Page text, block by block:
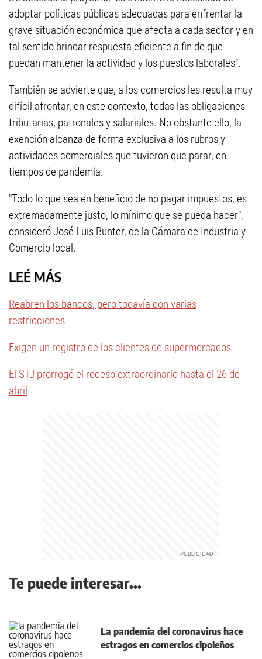
adoptar políticas públicas adecuadas para enfrentar la
grave situación económica que afecta a cada sector y en
tal sentido brindar respuesta eficiente a fin de que
puedan mantener la actividad y los puestos laborales".
También se advierte que, a los comercios les resulta muy
difícil afrontar, en este contexto, todas las obligaciones
tributarias, patronales y salariales. No obstante ello, la
exención alcanza de forma exclusiva a los rubros y
actividades comerciales que tuvieron que parar, en
tiempos de pandemia.
"Todo lo que sea en beneficio de no pagar impuestos, es
extremadamente justo, lo mínimo que se pueda hacer",
consideró José Luis Bunter, de la Cámara de Industria y
Comercio local.
LEÉ MÁS
Reabren los bancos, pero todavía con varias
restricciones
Exigen un registro de los clientes de supermercados
El STJ prorrogó el receso extraordinario hasta el 26 de
abril
Te puede interesar...
La pandemia del coronavirus hace
estragos en comercios cipoleños